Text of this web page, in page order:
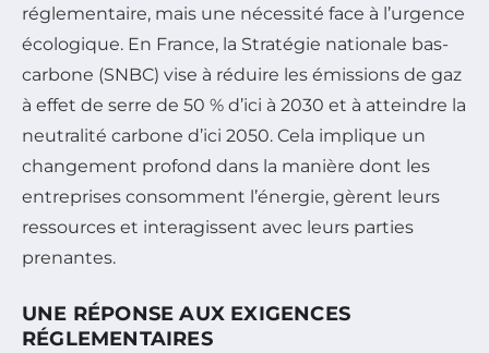
réglementaire, mais une nécessité face à l’urgence
écologique. En France, la Stratégie nationale bas-
carbone (SNBC) vise à réduire les émissions de gaz
à effet de serre de 50 % d’ici à 2030 et à atteindre la
neutralité carbone d’ici 2050. Cela implique un
changement profond dans la manière dont les
entreprises consomment l’énergie, gèrent leurs
ressources et interagissent avec leurs parties
prenantes.
UNE RÉPONSE AUX EXIGENCES
RÉGLEMENTAIRES